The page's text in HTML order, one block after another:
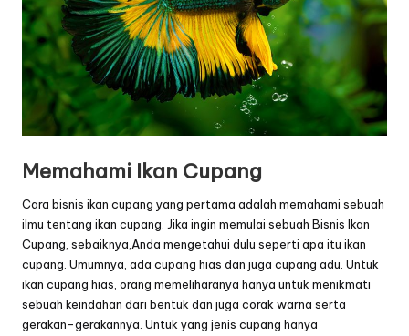
Memahami Ikan Cupang
Cara bisnis ikan cupang yang pertama adalah memahami sebuah
ilmu tentang ikan cupang. Jika ingin memulai sebuah Bisnis Ikan
Cupang, sebaiknya,Anda mengetahui dulu seperti apa itu ikan
cupang. Umumnya, ada cupang hias dan juga cupang adu. Untuk
ikan cupang hias, orang memeliharanya hanya untuk menikmati
sebuah keindahan dari bentuk dan juga corak warna serta
gerakan-gerakannya. Untuk yang jenis cupang hanya